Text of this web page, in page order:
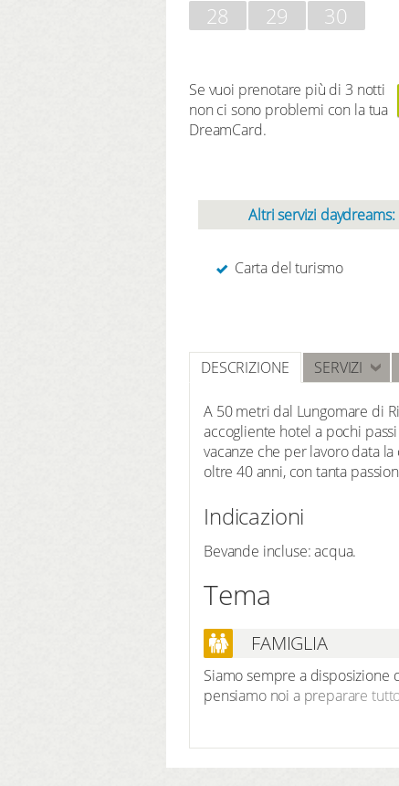
28
29 30
Se vuoi prenotare più di 3 notti
non ci sono problemi con la tua
DreamCard.
Altri servizi daydreams:
Carta del turismo
DESCRIZIONE SERVIZI
A 50 metri dal Lungomare di
accogliente hotel a pochi
vacanze che per lavoro data
oltre 40 anni, con tanta
Indicazioni
Bevande incluse: acqua.
Tema
FAMIGLIA
Siamo sempre a
pensiamo noi a preparare